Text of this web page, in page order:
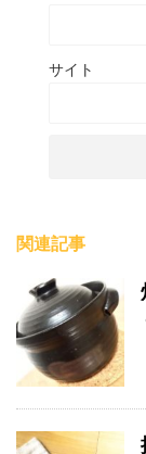
サイト
関連記事